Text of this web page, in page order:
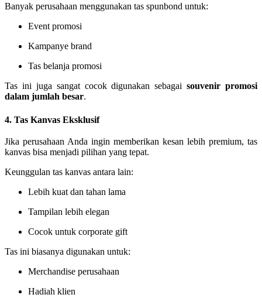
Banyak perusahaan menggunakan tas spunbond untuk:
Event promosi
Kampanye brand
Tas belanja promosi
Tas ini juga sangat cocok digunakan sebagaisouvenir promosi
dalam jumlah besar.
4. Tas Kanvas Eksklusif
Jika perusahaan Anda ingin memberikan kesan lebih premium, tas
kanvas bisa menjadi pilihan yang tepat.
Keunggulan tas kanvas antara lain:
Lebih kuat dan tahan lama
Tampilan lebih elegan
Cocok untuk corporate gift
Tas ini biasanya digunakan untuk:
Merchandise perusahaan
Hadiah klien